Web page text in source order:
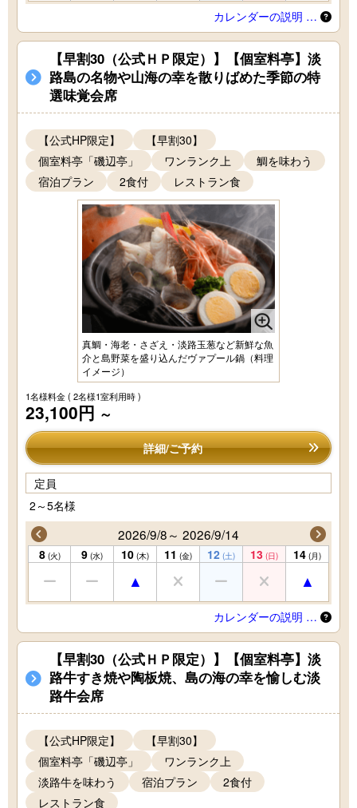
カレンダーの説明 …
【早割30（公式ＨＰ限定）】【個室料亭】淡
路島の名物や山海の幸を散りばめた季節の特
選味覚会席
【公式HP限定】
【早割30】
個室料亭「磯辺亭」
ワンランク上
鯛を味わう
宿泊プラン
2食付 レストラン食
真鯛・海老・さざえ・淡路玉葱など新鮮な魚
介と島野菜を盛り込んだヴァプール鍋（料理
イメージ）
1名様料金( 2名様1室利用時 )
23,100円 ～
詳細/ご予約
定員
2～5名様
2026/9/8～ 2026/9/14
8 (火) 9 (水) 10 (木) 11 (金) 12 (土) 13 (日) 14 (月)
カレンダーの説明 …
【早割30（公式ＨＰ限定）】【個室料亭】淡
路牛すき焼や陶板焼、島の海の幸を愉しむ淡
路牛会席
【公式HP限定】
【早割30】
個室料亭「磯辺亭」
ワンランク上
淡路牛を味わう
宿泊プラン
2食付
レストラン食